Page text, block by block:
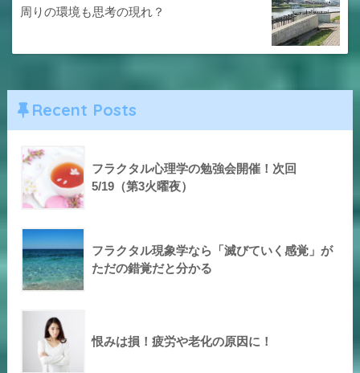
周りの環境も思考の現れ？
Recent Posts
フラクタル心理学の勉強会開催！次回
5/19（第3火曜夜）
フラクタル現象学なら「滅びていく感覚」が
ただの錯覚だと分かる
恨みは損！疲労や老化の原因に！